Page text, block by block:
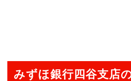
みずほ銀行四谷支店